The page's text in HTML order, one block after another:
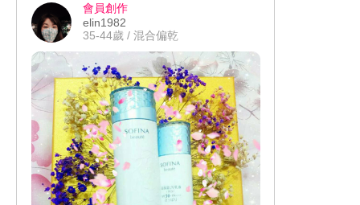
天也沒啥脫妝困擾 ! 持妝度很OK !
粉底質地細緻，不厚重 ! 完妝後的輕、
薄、透的妝效 , 非常適合炎熱的夏天使用
價格只有專櫃的3/1 , 持妝度 、控油、抗
汗、不脫妝、輕薄透的妝感 , 真的超棒的
! 真心推薦給大家 ! 再一次謝謝美周報所
提供超優質的美妝品 , 讓我體驗試用 !
** 心得已分享到個人FB - https://www.fac
ebook.com/permalink.php?story_fbid=1
971676409530213&id=1000006361879
33
會員創作
elin1982
35-44歲 / 混合偏乾